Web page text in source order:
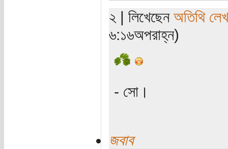
২ | লিখেছেন অতিথি
৬:১৬অপরাহ্ন)
- সো।
জবাব